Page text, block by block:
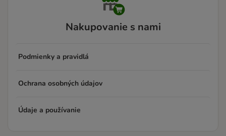
Nakupovanie s nami
Podmienky a pravidlá
Ochrana osobných údajov
Údaje a používanie